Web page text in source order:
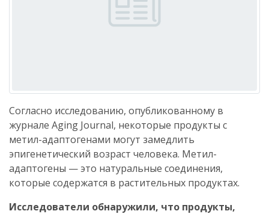
Согласно исследованию, опубликованному в
журнале Aging Journal, некоторые продукты с
метил-адаптогенами могут замедлить
эпигенетический возраст человека. Метил-
адаптогены — это натуральные соединения,
которые содержатся в растительных продуктах.
Исследователи обнаружили, что продукты,